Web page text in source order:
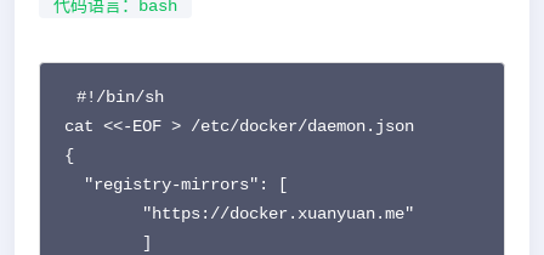
bash
#!/bin/sh
cat <<-EOF > /etc/docker/daemon.json
{
  "registry-mirrors": [